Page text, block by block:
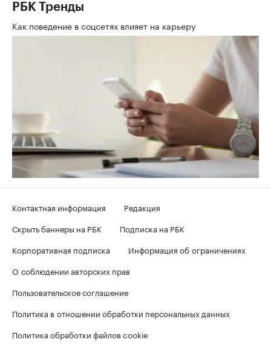
РБК Тренды
Как поведение в соцсетях влияет на карьеру
Контактная информация
Редакция
Скрыть баннеры на РБК
Подписка на РБК
Корпоративная подписка
Информация об ограничениях
О соблюдении авторских прав
Пользовательское соглашение
Политика в отношении обработки персональных данных
Политика обработки файлов cookie